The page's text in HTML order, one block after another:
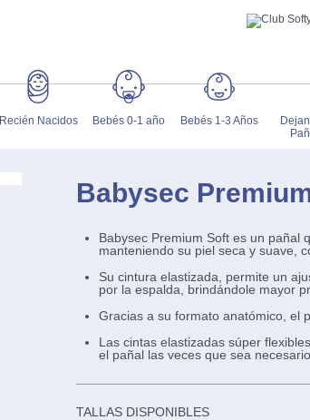
Recién Nacidos Bebés 0-1 año Bebés 1-3 Años
Babysec
Babysec Premium Soft es un pañal
manteniendo su piel seca y suave,
Su cintura elastizada, permite un
por la espalda, brindándole mayor
Gracias a su formato anatómico, el
Las cintas elastizadas súper
el pañal las veces que sea necesario.
TALLAS DISPONIBLES